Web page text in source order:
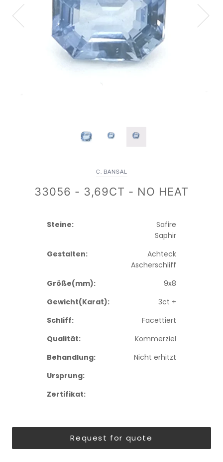
C. BANSAL
33056 - 3,69CT - NO HEAT
Steine:
Safire
Saphir
Gestalten:
Achteck
Ascherschliff
Größe(mm):
9x8
Gewicht(Karat):
3ct +
Schliff:
Facettiert
Qualität:
Kommerziel
Behandlung:
Nicht erhitzt
Ursprung:
Zertifikat:
Request for quote